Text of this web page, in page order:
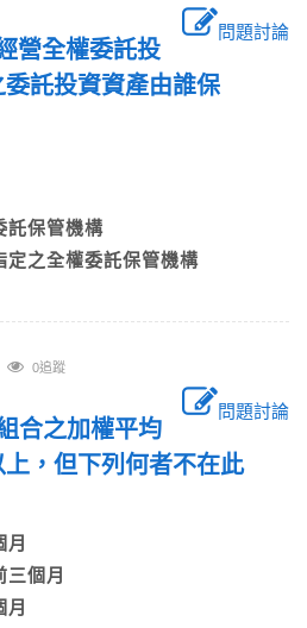
問題討論
營全權委託投
託投資資產由誰保
託保管機構
之全權委託保管機構
0追蹤
問題討論
合之加權平均
，但下列何者不在此
月
三個月
月